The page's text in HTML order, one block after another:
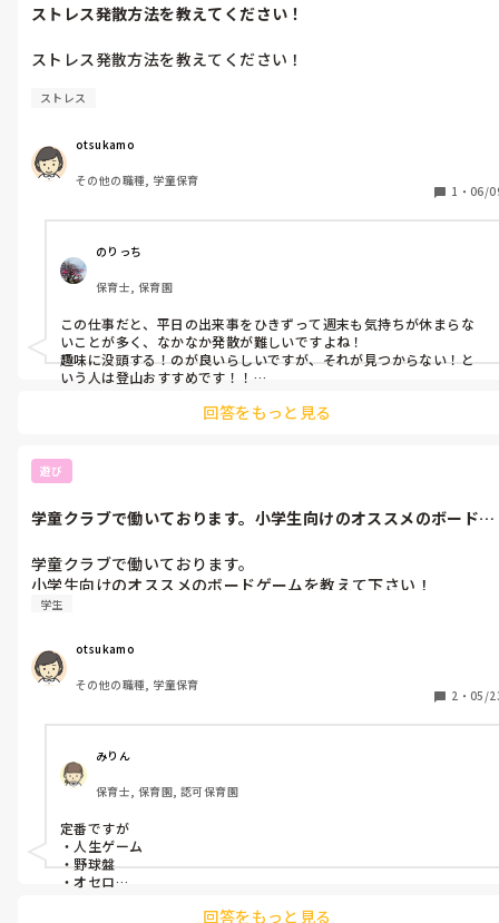
ストレス発散方法を教えてください！
ストレス発散方法を教えてください！
ストレス
otsukamo
その他の職種, 学童保育
1 ・ 06/
のりっち
保育士, 保育園
この仕事だと、平日の出来事をひきずって週末も気持ちが休まらな
いことが多く、なかなか発散が難しいですよね！
趣味に没頭する！のが良いらしいですが、それが見つからない！と
いう人は登山おすすめです！！
回答をもっと見る
遊び
学童クラブで働いております。小学生向けのオススメのボードゲ
学童クラブで働いております。
小学生向けのオススメのボードゲームを教えて下さい！
学生
otsukamo
その他の職種, 学童保育
2 ・ 05/
みりん
保育士, 保育園, 認可保育園
定番ですが
・人生ゲーム
・野球盤
・オセロ
回答をもっと見る